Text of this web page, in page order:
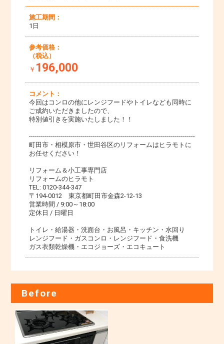
施工期間：
1日
参考価格：
（税込）
￥ 196,000
コメント：
今回はコンロの他にレンジフードやトイレなども同時に
ご成約いただきましたので、
特別値引きを実施いたしました！！
-----------------------------------------------------------------------------------
町田市・相模原市・世田谷区のリフォームはヒラモトに
お任せください！
リフォーム＆小工事専門店
リフォームのヒラモト
TEL: 0120-344-347
〒194-0012 東京都町田市金森2-12-13
営業時間 / 9:00～18:00
定休日 / 日曜日
トイレ・給湯器・洗面台・お風呂・キッチン・水回り
レンジフード・ガスコンロ・レンジフード・食洗機
ガス衣類乾燥機・エコジョーズ・エコキュート
Before